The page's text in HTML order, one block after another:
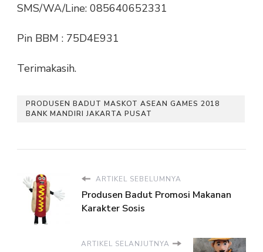
SMS/WA/Line: 085640652331
Pin BBM : 75D4E931
Terimakasih.
PRODUSEN BADUT MASKOT ASEAN GAMES 2018
BANK MANDIRI JAKARTA PUSAT
ARTIKEL SEBELUMNYA
Produsen Badut Promosi Makanan
Karakter Sosis
ARTIKEL SELANJUTNYA